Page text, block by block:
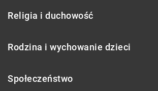
Religia i duchowość
Rodzina i wychowanie dzieci
Społeczeństwo